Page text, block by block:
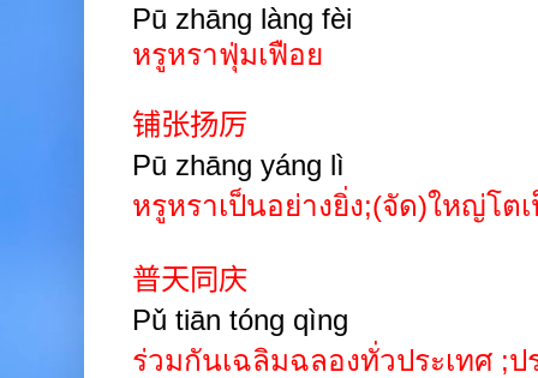
Pū zhāng làng fèi
หรูหราฟุ่มเฟือย
铺张扬厉
Pū zhāng yáng lì
หรูหราเป็นอย่างยิ่ง;(จัด)ใหญ่โต
普天同庆
Pǔ tiān tóng qìng
ร่วมกันเฉลิมฉลองทั่วประเทศ ;ป